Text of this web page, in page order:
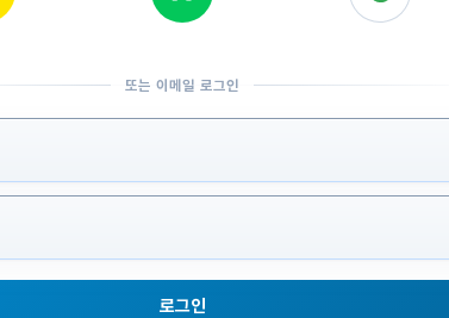
또는 이메일 로그인
로그인